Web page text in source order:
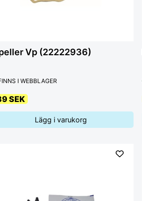
Vp (22222936)
I WEBBLAGER
SEK
Lägg i varukorg